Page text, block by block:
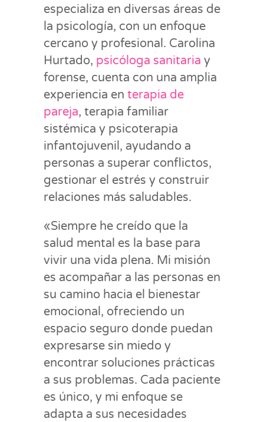
especializa en diversas áreas de
la psicología, con un enfoque
cercano y profesional. Carolina
Hurtado, psicóloga sanitaria y
forense, cuenta con una amplia
experiencia en terapia de
pareja, terapia familiar
sistémica y psicoterapia
infantojuvenil, ayudando a
personas a superar conflictos,
gestionar el estrés y construir
relaciones más saludables.
«Siempre he creído que la
salud mental es la base para
vivir una vida plena. Mi misión
es acompañar a las personas en
su camino hacia el bienestar
emocional, ofreciendo un
espacio seguro donde puedan
expresarse sin miedo y
encontrar soluciones prácticas
a sus problemas. Cada paciente
es único, y mi enfoque se
adapta a sus necesidades